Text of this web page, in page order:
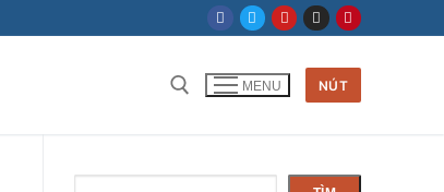
Tìm kiếm cho:
MENU NÚT